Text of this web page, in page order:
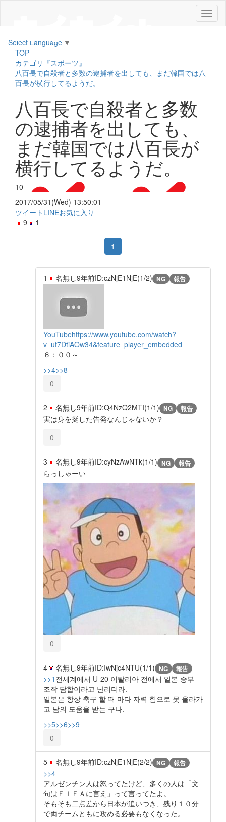
メ
ニ
Select Language ▼
TOP
カテゴリ『スポーツ』
八百長で自殺者と多数の逮捕者を出しても、まだ韓国では八
百長が横行してるようだ。
八百長で自殺者と多数
の逮捕者を出しても、
まだ韓国では八百長が
横行してるようだ。
10
2017/05/31(Wed) 13:50:01
ツイート LINEお気に入り
9
1
1
1 名無し9年前ID:czNjE1NjE(1/2) NG 報告
YouTubehttps://www.youtube.com/watch?
v=ut7DtiAOw34&feature=player_embedded
６：００～
>>4>>8
0
2 名無し9年前ID:Q4NzQ2MTI(1/1) NG 報告
実は身を挺した告発なんじゃないか？
0
3 名無し9年前ID:cyNzAwNTk(1/1) NG 報告
らっしゃーい
0
4 名無し9年前ID:IwNjc4NTU(1/1) NG 報告
>>1 전세계에서 U-20 이탈리아 전에서 일본 승부
조작 담합이라고 난리더라.
일본은 항상 축구 할 때 마다 자력 힘으로 못 올라가
고 남의 도움을 받는 구나.
>>5>>6>>9
0
5 名無し9年前ID:czNjE1NjE(2/2) NG 報告
>>4
アルゼンチン人は怒ってたけど、多くの人は「文
句はＦＩＦＡに言え」って言ってたよ。
そもそも二点差から日本が追いつき、残り１０分
で両チームともに攻める必要もなくなった。